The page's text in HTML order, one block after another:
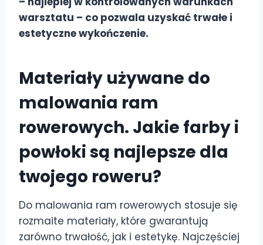
warsztatu – co pozwala uzyskać trwałe i
estetyczne wykończenie.
Materiały używane do
malowania ram
rowerowych. Jakie farby i
powłoki są najlepsze dla
twojego roweru?
Do malowania ram rowerowych stosuje się
rozmaite materiały, które gwarantują
zarówno trwałość, jak i estetykę. Najczęściej